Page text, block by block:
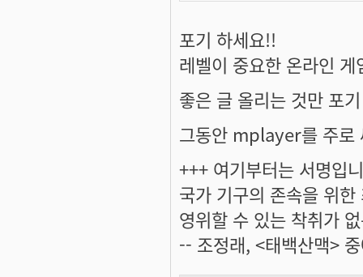
포기 하세요!!
레벨이 중요한 온라인
좋은 글 올리는 것만 포
그동안 mplayer를 주로
+++ 여기부터는 서명입
국가 기구의 존속을 위
영위할 수 있는 착취가
-- 조정래, <태백산맥>